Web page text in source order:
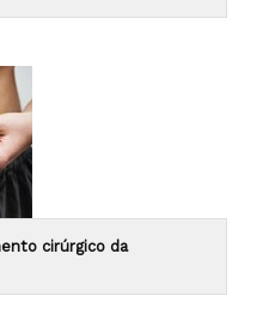
cirúrgico da